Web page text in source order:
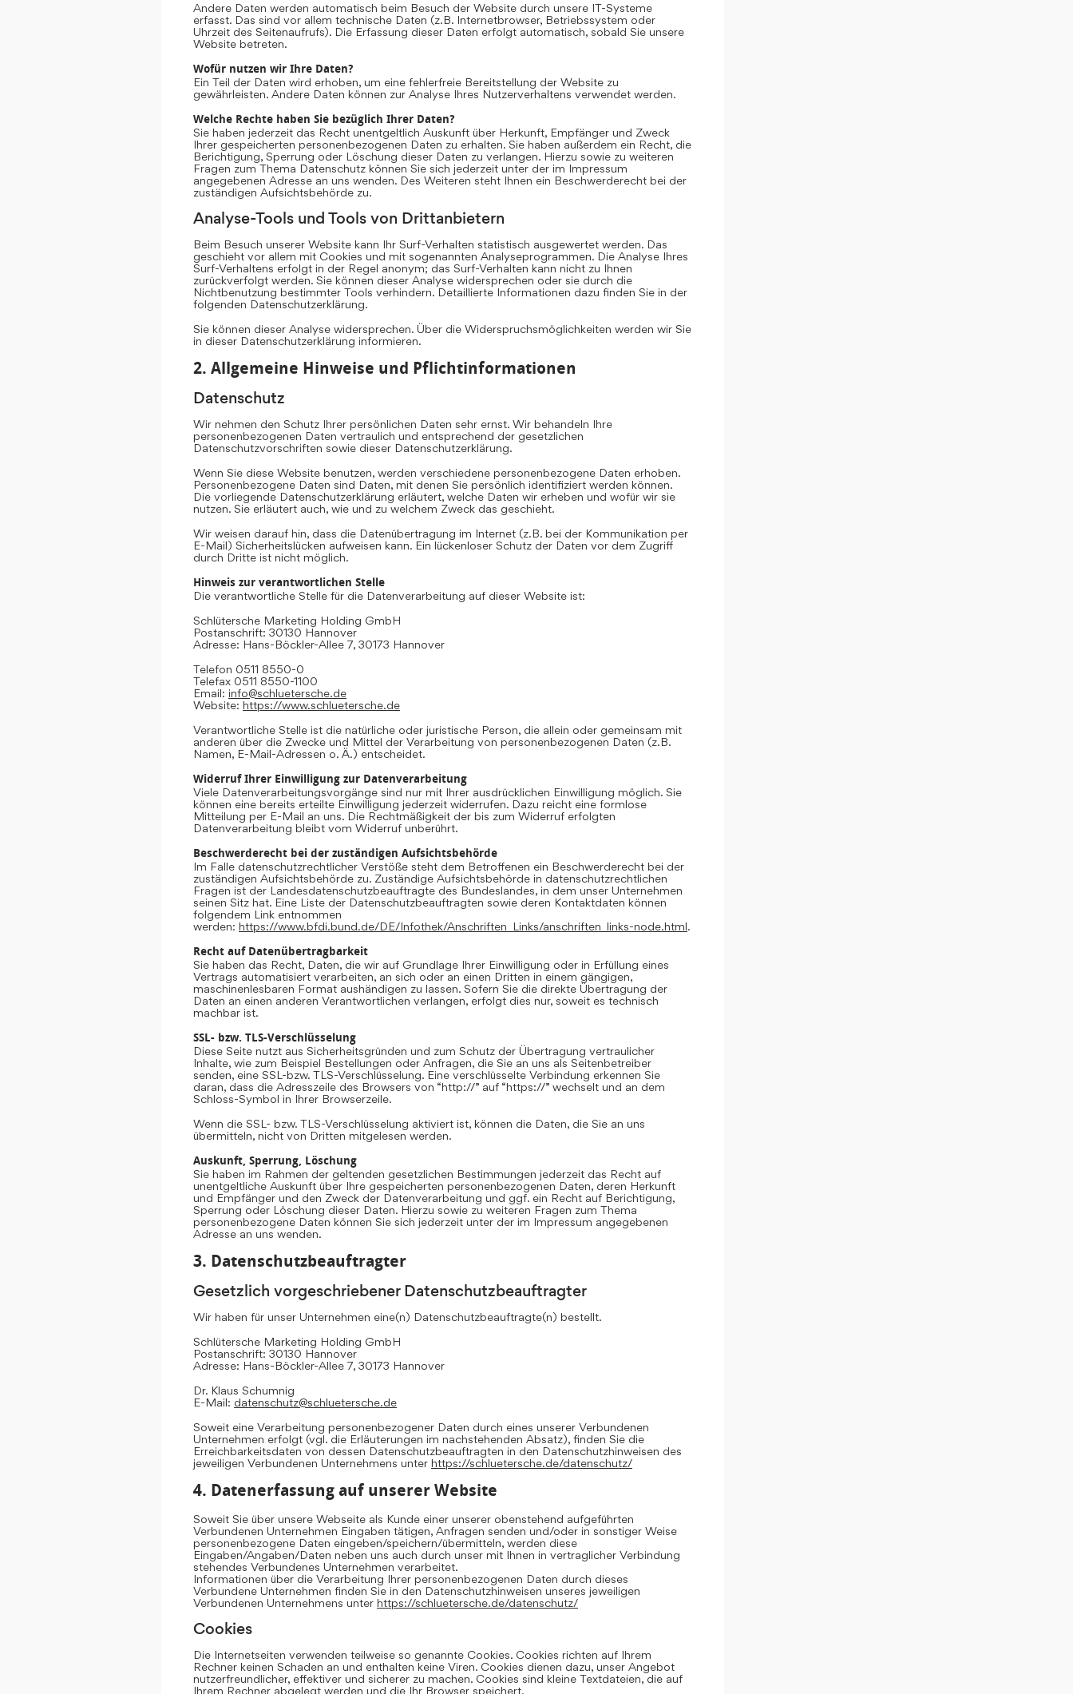
Andere Daten werden automatisch beim Besuch der Website durch unsere IT-Systeme
erfasst. Das sind vor allem technische Daten (z.B. Internetbrowser, Betriebssystem oder
Uhrzeit des Seitenaufrufs). Die Erfassung dieser Daten erfolgt automatisch, sobald Sie unsere
Website betreten.
Wofür nutzen wir Ihre Daten?
Ein Teil der Daten wird erhoben, um eine fehlerfreie Bereitstellung der Website zu
gewährleisten. Andere Daten können zur Analyse Ihres Nutzerverhaltens verwendet werden.
Welche Rechte haben Sie bezüglich Ihrer Daten?
Sie haben jederzeit das Recht unentgeltlich Auskunft über Herkunft, Empfänger und Zweck
Ihrer gespeicherten personenbezogenen Daten zu erhalten. Sie haben außerdem ein Recht, die
Berichtigung, Sperrung oder Löschung dieser Daten zu verlangen. Hierzu sowie zu weiteren
Fragen zum Thema Datenschutz können Sie sich jederzeit unter der im Impressum
angegebenen Adresse an uns wenden. Des Weiteren steht Ihnen ein Beschwerderecht bei der
zuständigen Aufsichtsbehörde zu.
Analyse-Tools und Tools von Drittanbietern
Beim Besuch unserer Website kann Ihr Surf-Verhalten statistisch ausgewertet werden. Das
geschieht vor allem mit Cookies und mit sogenannten Analyseprogrammen. Die Analyse Ihres
Surf-Verhaltens erfolgt in der Regel anonym; das Surf-Verhalten kann nicht zu Ihnen
zurückverfolgt werden. Sie können dieser Analyse widersprechen oder sie durch die
Nichtbenutzung bestimmter Tools verhindern. Detaillierte Informationen dazu finden Sie in der
folgenden Datenschutzerklärung.
Sie können dieser Analyse widersprechen. Über die Widerspruchsmöglichkeiten werden wir Sie
in dieser Datenschutzerklärung informieren.
2. Allgemeine Hinweise und Pflichtinformationen
Datenschutz
Wir nehmen den Schutz Ihrer persönlichen Daten sehr ernst. Wir behandeln Ihre
personenbezogenen Daten vertraulich und entsprechend der gesetzlichen
Datenschutzvorschriften sowie dieser Datenschutzerklärung.
Wenn Sie diese Website benutzen, werden verschiedene personenbezogene Daten erhoben.
Personenbezogene Daten sind Daten, mit denen Sie persönlich identifiziert werden können.
Die vorliegende Datenschutzerklärung erläutert, welche Daten wir erheben und wofür wir sie
nutzen. Sie erläutert auch, wie und zu welchem Zweck das geschieht.
Wir weisen darauf hin, dass die Datenübertragung im Internet (z.B. bei der Kommunikation per
E-Mail) Sicherheitslücken aufweisen kann. Ein lückenloser Schutz der Daten vor dem Zugriff
durch Dritte ist nicht möglich.
Hinweis zur verantwortlichen Stelle
Die verantwortliche Stelle für die Datenverarbeitung auf dieser Website ist:
Schlütersche Marketing Holding GmbH
Postanschrift: 30130 Hannover
Adresse: Hans-Böckler-Allee 7, 30173 Hannover
Telefon 0511 8550-0
Telefax 0511 8550-1100
Email: info@schluetersche.de
Website: https://www.schluetersche.de
Verantwortliche Stelle ist die natürliche oder juristische Person, die allein oder gemeinsam mit
anderen über die Zwecke und Mittel der Verarbeitung von personenbezogenen Daten (z.B.
Namen, E-Mail-Adressen o. Ä.) entscheidet.
Widerruf Ihrer Einwilligung zur Datenverarbeitung
Viele Datenverarbeitungsvorgänge sind nur mit Ihrer ausdrücklichen Einwilligung möglich. Sie
können eine bereits erteilte Einwilligung jederzeit widerrufen. Dazu reicht eine formlose
Mitteilung per E-Mail an uns. Die Rechtmäßigkeit der bis zum Widerruf erfolgten
Datenverarbeitung bleibt vom Widerruf unberührt.
Beschwerderecht bei der zuständigen Aufsichtsbehörde
Im Falle datenschutzrechtlicher Verstöße steht dem Betroffenen ein Beschwerderecht bei der
zuständigen Aufsichtsbehörde zu. Zuständige Aufsichtsbehörde in datenschutzrechtlichen
Fragen ist der Landesdatenschutzbeauftragte des Bundeslandes, in dem unser Unternehmen
seinen Sitz hat. Eine Liste der Datenschutzbeauftragten sowie deren Kontaktdaten können
folgendem Link entnommen
werden: https://www.bfdi.bund.de/DE/Infothek/Anschriften_Links/anschriften_links-node.html.
Recht auf Datenübertragbarkeit
Sie haben das Recht, Daten, die wir auf Grundlage Ihrer Einwilligung oder in Erfüllung eines
Vertrags automatisiert verarbeiten, an sich oder an einen Dritten in einem gängigen,
maschinenlesbaren Format aushändigen zu lassen. Sofern Sie die direkte Übertragung der
Daten an einen anderen Verantwortlichen verlangen, erfolgt dies nur, soweit es technisch
machbar ist.
SSL- bzw. TLS-Verschlüsselung
Diese Seite nutzt aus Sicherheitsgründen und zum Schutz der Übertragung vertraulicher
Inhalte, wie zum Beispiel Bestellungen oder Anfragen, die Sie an uns als Seitenbetreiber
senden, eine SSL-bzw. TLS-Verschlüsselung. Eine verschlüsselte Verbindung erkennen Sie
daran, dass die Adresszeile des Browsers von “http://” auf “https://” wechselt und an dem
Schloss-Symbol in Ihrer Browserzeile.
Wenn die SSL- bzw. TLS-Verschlüsselung aktiviert ist, können die Daten, die Sie an uns
übermitteln, nicht von Dritten mitgelesen werden.
Auskunft, Sperrung, Löschung
Sie haben im Rahmen der geltenden gesetzlichen Bestimmungen jederzeit das Recht auf
unentgeltliche Auskunft über Ihre gespeicherten personenbezogenen Daten, deren Herkunft
und Empfänger und den Zweck der Datenverarbeitung und ggf. ein Recht auf Berichtigung,
Sperrung oder Löschung dieser Daten. Hierzu sowie zu weiteren Fragen zum Thema
personenbezogene Daten können Sie sich jederzeit unter der im Impressum angegebenen
Adresse an uns wenden.
3. Datenschutzbeauftragter
Gesetzlich vorgeschriebener Datenschutzbeauftragter
Wir haben für unser Unternehmen eine(n) Datenschutzbeauftragte(n) bestellt.
Schlütersche Marketing Holding GmbH
Postanschrift: 30130 Hannover
Adresse: Hans-Böckler-Allee 7, 30173 Hannover
Dr. Klaus Schumnig
E-Mail: datenschutz@schluetersche.de
Soweit eine Verarbeitung personenbezogener Daten durch eines unserer Verbundenen
Unternehmen erfolgt (vgl. die Erläuterungen im nachstehenden Absatz), finden Sie die
Erreichbarkeitsdaten von dessen Datenschutzbeauftragten in den Datenschutzhinweisen des
jeweiligen Verbundenen Unternehmens unter https://schluetersche.de/datenschutz/
4. Datenerfassung auf unserer Website
Soweit Sie über unsere Webseite als Kunde einer unserer obenstehend aufgeführten
Verbundenen Unternehmen Eingaben tätigen, Anfragen senden und/oder in sonstiger Weise
personenbezogene Daten eingeben/speichern/übermitteln, werden diese
Eingaben/Angaben/Daten neben uns auch durch unser mit Ihnen in vertraglicher Verbindung
stehendes Verbundenes Unternehmen verarbeitet.
Informationen über die Verarbeitung Ihrer personenbezogenen Daten durch dieses
Verbundene Unternehmen finden Sie in den Datenschutzhinweisen unseres jeweiligen
Verbundenen Unternehmens unter https://schluetersche.de/datenschutz/
Cookies
Die Internetseiten verwenden teilweise so genannte Cookies. Cookies richten auf Ihrem
Rechner keinen Schaden an und enthalten keine Viren. Cookies dienen dazu, unser Angebot
nutzerfreundlicher, effektiver und sicherer zu machen. Cookies sind kleine Textdateien, die auf
Ihrem Rechner abgelegt werden und die Ihr Browser speichert.